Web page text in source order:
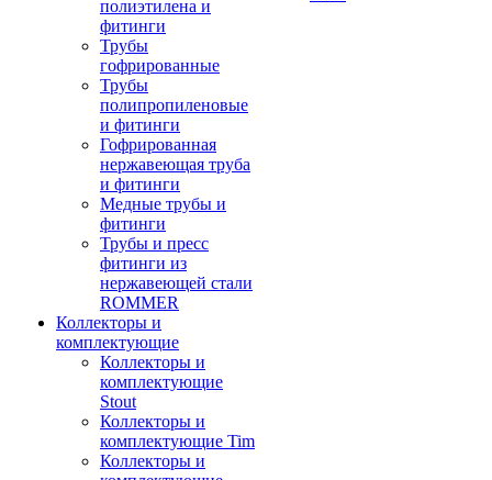
полиэтилена и
фитинги
Трубы
гофрированные
Трубы
полипропиленовые
и фитинги
Гофрированная
нержавеющая труба
и фитинги
Медные трубы и
фитинги
Трубы и пресс
фитинги из
нержавеющей стали
ROMMER
Коллекторы и
комплектующие
Коллекторы и
комплектующие
Stout
Коллекторы и
комплектующие Tim
Коллекторы и